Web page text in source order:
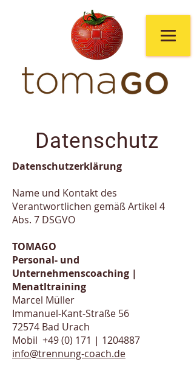
Datenschutz
Datenschutzerklärung
Name und Kontakt des
Verantwortlichen gemäß Artikel 4
Abs. 7 DSGVO
TOMAGO
Personal- und
Unternehmenscoaching |
Menatltraining
Marcel Müller
Immanuel-Kant-Straße 56
72574 Bad Urach
Mobil +49 (0) 171 | 1204887
info@trennung-coach.de